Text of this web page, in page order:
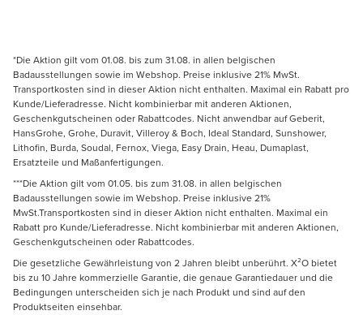
*Die Aktion gilt vom 01.08. bis zum 31.08. in allen belgischen
Badausstellungen sowie im Webshop. Preise inklusive 21% MwSt.
Transportkosten sind in dieser Aktion nicht enthalten. Maximal ein Rabatt pro
Kunde/Lieferadresse. Nicht kombinierbar mit anderen Aktionen,
Geschenkgutscheinen oder Rabattcodes. Nicht anwendbar auf Geberit,
HansGrohe, Grohe, Duravit, Villeroy & Boch, Ideal Standard, Sunshower,
Lithofin, Burda, Soudal, Fernox, Viega, Easy Drain, Heau, Dumaplast,
Ersatzteile und Maßanfertigungen.
***Die Aktion gilt vom 01.05. bis zum 31.08. in allen belgischen
Badausstellungen sowie im Webshop. Preise inklusive 21%
MwSt.Transportkosten sind in dieser Aktion nicht enthalten. Maximal ein
Rabatt pro Kunde/Lieferadresse. Nicht kombinierbar mit anderen Aktionen,
Geschenkgutscheinen oder Rabattcodes.
Die gesetzliche Gewährleistung von 2 Jahren bleibt unberührt. X²O bietet
bis zu 10 Jahre kommerzielle Garantie, die genaue Garantiedauer und die
Bedingungen unterscheiden sich je nach Produkt und sind auf den
Produktseiten einsehbar.